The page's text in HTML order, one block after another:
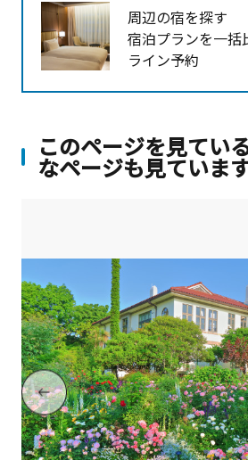
周辺の宿を探す
宿泊プランを一括
ライン予約
このページを見てい
なページも見ていま